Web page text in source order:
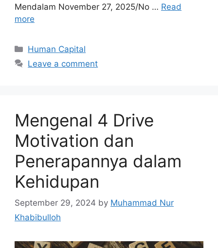
Mendalam November 27, 2025/No … Read
more
Human Capital
Leave a comment
Mengenal 4 Drive
Motivation dan
Penerapannya dalam
Kehidupan
September 29, 2024 by Muhammad Nur
Khabibulloh